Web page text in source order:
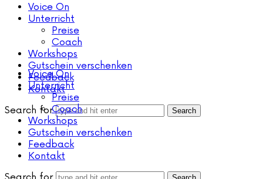
Voice On
Unterricht
Preise
Coach
Workshops
Gutschein verschenken
Feedback
Kontakt
Search for
Voice On
Unterricht
Preise
Coach
Workshops
Gutschein verschenken
Feedback
Kontakt